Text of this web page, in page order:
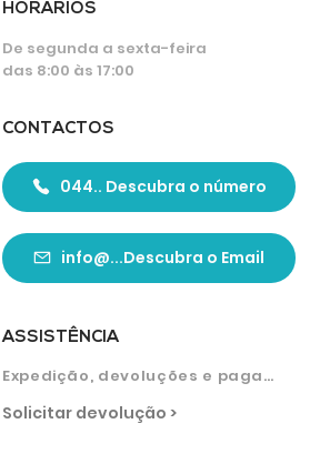
HORÁRIOS
De segunda a sexta-feira
das 8:00 às 17:00
CONTACTOS
044.. Descubra o número
info@...Descubra o Email
ASSISTÊNCIA
Expedição, devoluções e pagamentos
Solicitar devolução >